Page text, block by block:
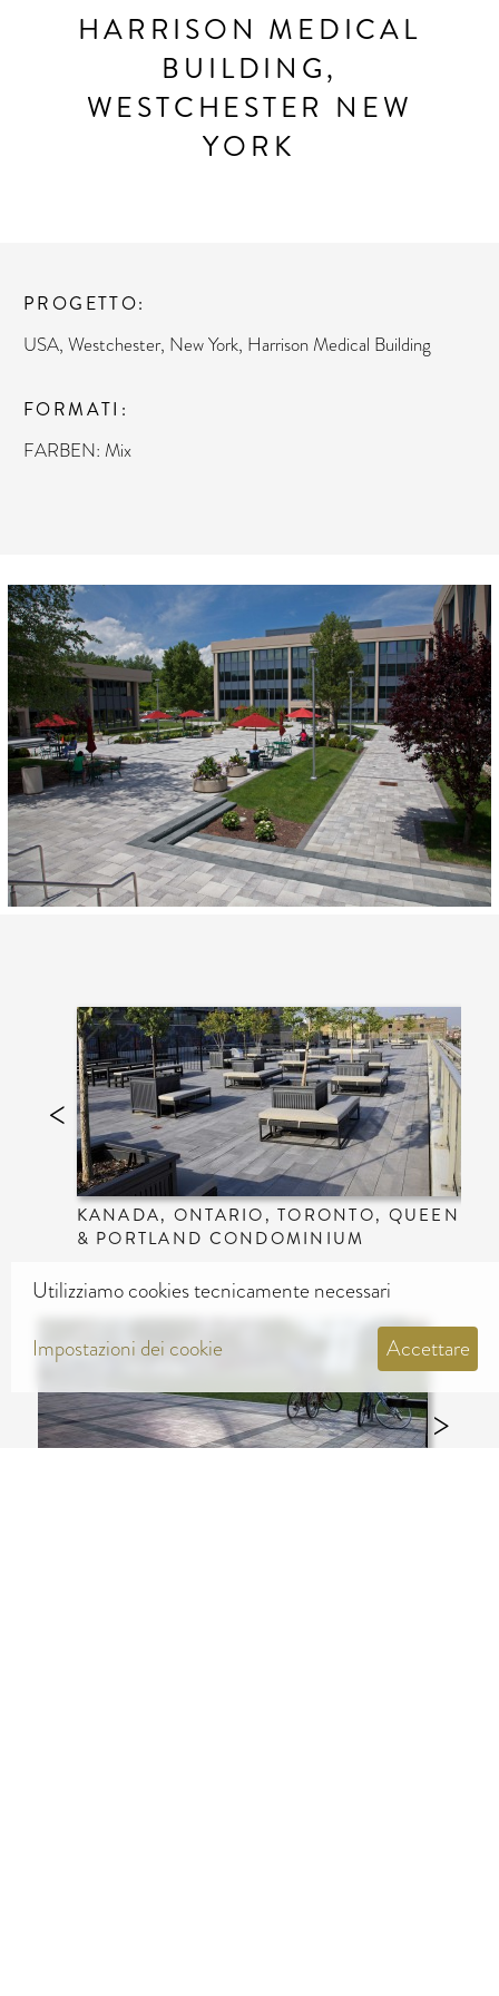
HARRISON MEDICAL
BUILDING,
WESTCHESTER NEW
YORK
PROGETTO
USA, Westchester, New York, Harrison Medical Building
FORMATI
FARBEN: Mix
KANADA, ONTARIO, TORONTO, QUEEN
& PORTLAND CONDOMINIUM
Utilizziamo cookies tecnicamente necessari
Impostazioni dei cookie
Accettare